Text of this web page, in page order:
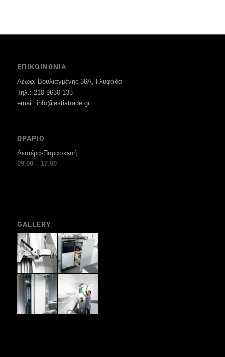
ΕΠΙΚΟΙΝΩΝΙΑ
Λεωφ. Βουλιαγμένης 36Α, Γλυφάδα
Τηλ.: 210 9630 133
email: info@estiatrade.gr
ΩΡΑΡΙΟ
Δευτέρα-Παρασκευή:
09.00 – 17.00
GALLERY